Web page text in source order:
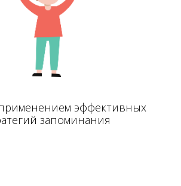
эффективных
запоминания